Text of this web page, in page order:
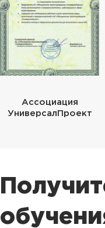
Ассоциация
УниверсалПроект